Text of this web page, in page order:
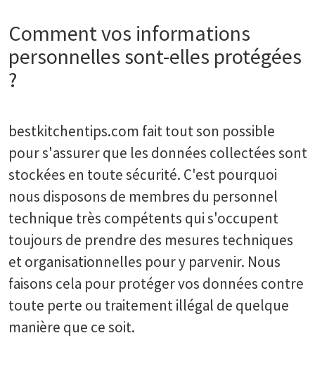
Comment vos informations
personnelles sont-elles protégées
?
bestkitchentips.com fait tout son possible
pour s'assurer que les données collectées sont
stockées en toute sécurité. C'est pourquoi
nous disposons de membres du personnel
technique très compétents qui s'occupent
toujours de prendre des mesures techniques
et organisationnelles pour y parvenir. Nous
faisons cela pour protéger vos données contre
toute perte ou traitement illégal de quelque
manière que ce soit.